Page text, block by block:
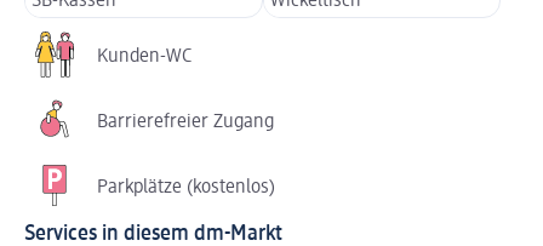
Kunden-WC
Barrierefreier Zugang
Parkplätze (kostenlos)
Services in diesem dm-Markt